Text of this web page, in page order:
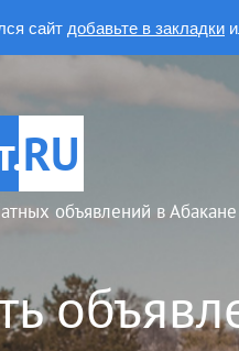
сайт добавьте в закладки
RU
объявлений в